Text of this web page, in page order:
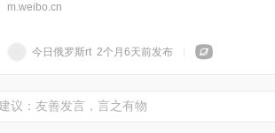
m.weibo.cn
今日俄罗斯rt 2个月6天前发布
议：友善发言，言之有物